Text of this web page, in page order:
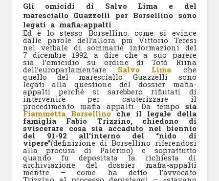
Gli omicidi di Salvo Lima e del
maresciallo Guazzelli per Borsellino sono
legati a mafia-appalti
Ed è lo stesso Borsellino, come si evince
dalle parole dell’allora pm Vittorio Teresi
nel verbale di sommarie informazioni del
7 dicembre 1992, a dire che a suo parere
sia l’omicidio su ordine di Totò Riina
dell’europarlamentare Salvo Lima che
quello del maresciallo Guazzelli sono
legati alla questione del dossier mafia-
appalti perché si sarebbero rifiutati di
intervenire per cauterizzare il
procedimento mafia appalti. Da tempo sia
Fiammetta Borsellinoche il legale della
famiglia Fabio Trizzino, chiedono di
sviscerare cosa sia accaduto nel biennio
del 91-92 all’interno del “nido di
vipere”(definizione di Borsellino riferendosi
alla procura di Palermo) e soprattutto
quando fu depositata la richiesta di
archiviazione del dossier mafia-appalti
mentre – come ha detto l’avvocato